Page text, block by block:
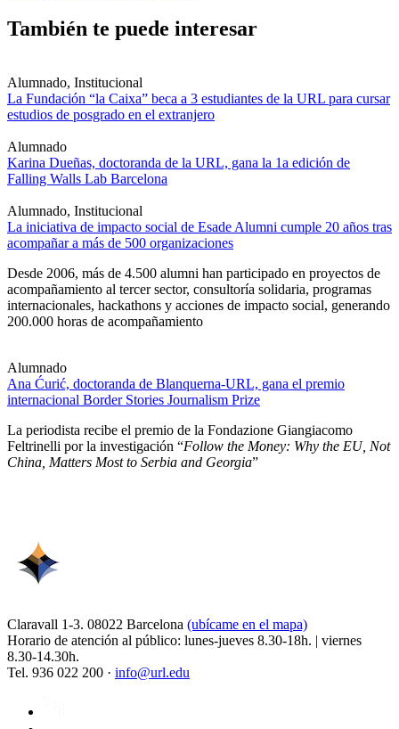
También te puede interesar
Alumnado, Institucional
La Fundación “la Caixa” beca a 3 estudiantes de la URL para cursar
estudios de posgrado en el extranjero
Alumnado
Karina Dueñas, doctoranda de la URL, gana la 1a edición de
Falling Walls Lab Barcelona
Alumnado, Institucional
La iniciativa de impacto social de Esade Alumni cumple 20 años tras
acompañar a más de 500 organizaciones
Desde 2006, más de 4.500 alumni han participado en proyectos de
acompañamiento al tercer sector, consultoría solidaria, programas
internacionales, hackathons y acciones de impacto social, generando
200.000 horas de acompañamiento
Alumnado
Ana Ćurić, doctoranda de Blanquerna-URL, gana el premio
internacional Border Stories Journalism Prize
La periodista recibe el premio de la Fondazione Giangiacomo
Feltrinelli por la investigación “Follow the Money: Why the EU, Not
China, Matters Most to Serbia and Georgia”
Claravall 1-3. 08022 Barcelona (ubícame en el mapa)
Horario de atención al público: lunes-jueves 8.30-18h. | viernes
8.30-14.30h.
Tel. 936 022 200 · info@url.edu